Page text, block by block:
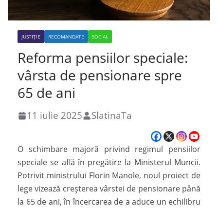
JUSTIȚIE RECOMANDATE SOCIAL
Reforma pensiilor speciale:
vârsta de pensionare spre
65 de ani
11 iulie 2025 SlatinaTa
O schimbare majoră privind regimul pensiilor
speciale se află în pregătire la Ministerul Muncii.
Potrivit ministrului Florin Manole, noul proiect de
lege vizează creșterea vârstei de pensionare până
la 65 de ani, în încercarea de a aduce un echilibru